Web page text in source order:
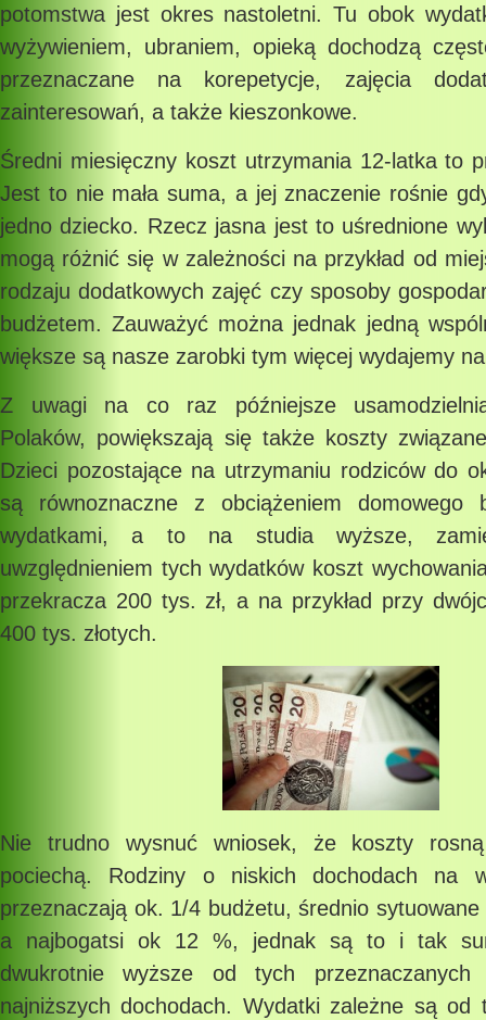
potomstwa jest okres nastoletni. Tu obok
wyżywieniem, ubraniem, opieką dochodzą
przeznaczane na korepetycje, zajęcia
zainteresowań, a także kieszonkowe.
Średni miesięczny koszt utrzymania 12-latka to
Jest to nie mała suma, a jej znaczenie rośnie
jedno dziecko. Rzecz jasna jest to uśrednione
mogą różnić się w zależności na przykład od
rodzaju dodatkowych zajęć czy sposoby
budżetem. Zauważyć można jednak jedną
większe są nasze zarobki tym więcej wydajemy
Z uwagi na co raz późniejsze
Polaków, powiększają się także koszty
Dzieci pozostające na utrzymaniu rodziców do
są równoznaczne z obciążeniem domowego
wydatkami, a to na studia wyższe,
uwzględnieniem tych wydatków koszt
przekracza 200 tys. zł, a na przykład przy
400 tys. złotych.
Nie trudno wysnuć wniosek, że koszty
pociechą. Rodziny o niskich dochodach na
przeznaczają ok. 1/4 budżetu, średnio
a najbogatsi ok 12 %, jednak są to i tak
dwukrotnie wyższe od tych
najniższych dochodach. Wydatki zależne są